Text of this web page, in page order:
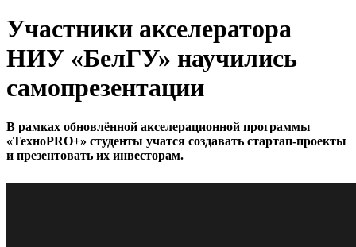
Участники акселератора
НИУ «БелГУ» научились
самопрезентации
В рамках обновлённой акселерационной программы
«ТехноPRO+» студенты учатся создавать стартап-проекты
и презентовать их инвесторам.